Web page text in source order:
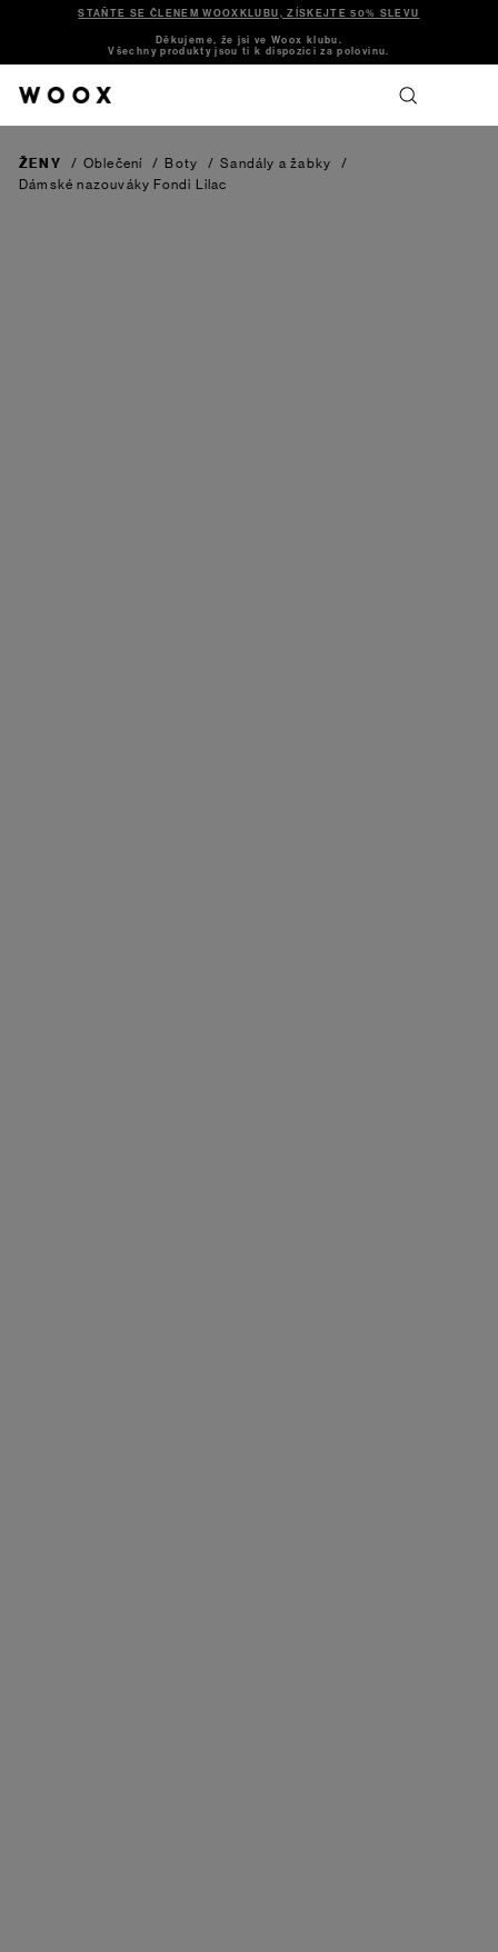
STAŇTE SE ČLENEM WOOXKLUBU, ZÍSKEJTE 50% SLEVU
Děkujeme, že jsi ve Woox klubu.
Všechny produkty jsou ti k dispozici za polovinu.
ŽENY / Oblečení / Boty / Sandály a žabky
/
Dámské nazouváky Fondi Lilac